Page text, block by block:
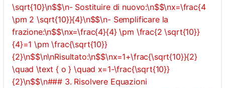
\sqrt{10}\n$$\n- Sostituire di nuovo:\n$$\nx=\frac{4
\pm 2 \sqrt{10}}{4}\n$$\n- Semplificare la
frazione:\n$$\nx=\frac{4}{4} \pm \frac{2 \sqrt{10}}
{4}=1 \pm \frac{\sqrt{10}}
{2}\n$$\n\nRisultato:\n$$\nx=1+\frac{\sqrt{10}}{2}
\quad \text { o } \quad x=1-\frac{\sqrt{10}}
{2}\n$$\n### 3. Risolvere Equazioni